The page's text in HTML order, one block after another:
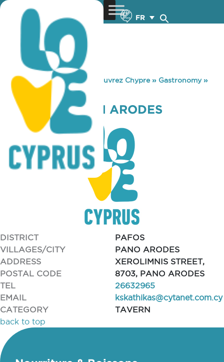
FR
You are here: Home »Découvrez Chypre» Gastronomy»
FITOS SOUVLAKI ARODES
FITOS SOUVLAKI ARODES
DISTRICT
PAFOS
VILLAGES/CITY
PANO ARODES
ADDRESS
XEROLIMNIS STREET,
POSTAL CODE
8703, PANO ARODES
TEL
26632965
EMAIL
kskathikas@cytanet.com.cy
CATEGORY
TAVERN
back to top